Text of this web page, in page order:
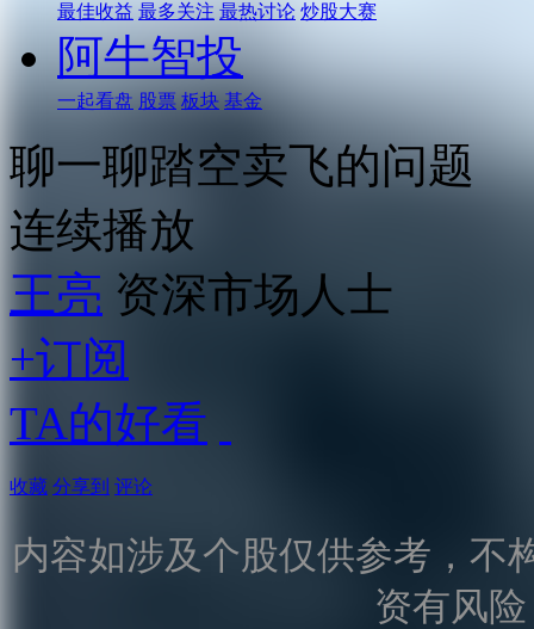
最佳收益 最多关注 最热讨论 炒股大赛
阿牛智投
一起看盘 股票 板块 基金
聊一聊踏空卖飞的问题
连续播放
王亮 资深市场人士
+订阅
TA的好看
收藏 分享到 评论
内容如涉及个股仅供参考，不
资有风